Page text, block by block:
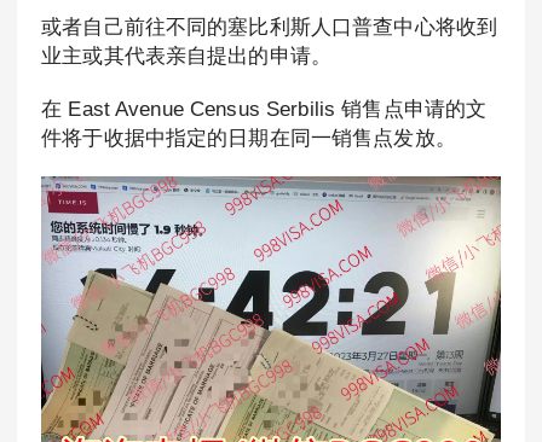
或者自己前往不同的塞比利斯人口普查中心将收到
业主或其代表亲自提出的申请。
在 East Avenue Census Serbilis 销售点申请的文
件将于收据中指定的日期在同一销售点发放。